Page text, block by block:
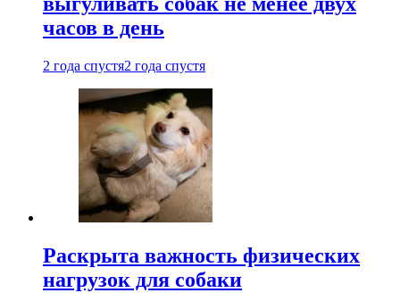
часов в день
2 года спустя2 года спустя
Раскрыта важность физических
нагрузок для собаки